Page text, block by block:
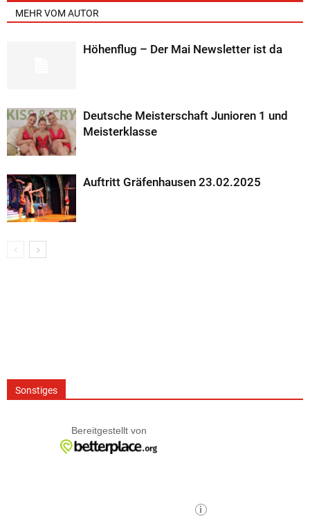
MEHR VOM AUTOR
Höhenflug – Der Mai Newsletter ist da
Deutsche Meisterschaft Junioren 1 und
Meisterklasse
Auftritt Gräfenhausen 23.02.2025
Sonstiges